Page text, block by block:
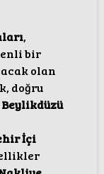
,
bir
olan
doğru
Beylikdüzü
İçi